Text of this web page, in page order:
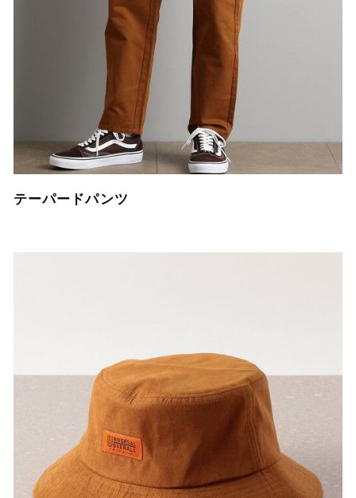
テーパードパンツ